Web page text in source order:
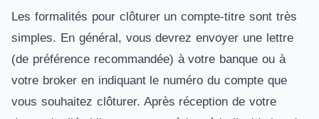
Les formalités pour clôturer un compte-titre sont très
simples. En général, vous devrez envoyer une lettre
(de préférence recommandée) à votre banque ou à
votre broker en indiquant le numéro du compte que
vous souhaitez clôturer. Après réception de votre